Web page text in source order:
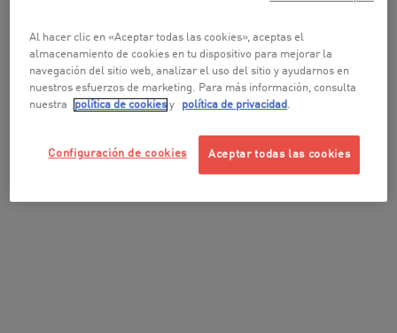
Al hacer clic en «Aceptar todas las cookies», aceptas el
almacenamiento de cookies en tu dispositivo para mejorar la
navegación del sitio web, analizar el uso del sitio y ayudarnos en
nuestros esfuerzos de marketing. Para más información, consulta
nuestra
política de cookies y política de privacidad.
Aceptar todas las cookies
Configuración de cookies